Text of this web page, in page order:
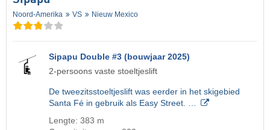
Noord-Amerika VS Nieuw Mexico
Sipapu Double #3 (bouwjaar 2025)
2-persoons vaste stoeltjeslift
De tweezitsstoeltjeslift was eerder in het skigebied
Santa Fé in gebruik als Easy Street. …
Lengte: 383 m